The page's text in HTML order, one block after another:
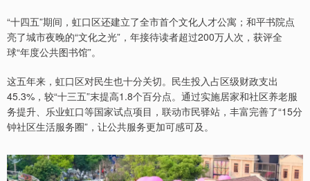
“十四五”期间，虹口区还建立了全市首个文化人才公寓；和平书院点
亮了城市夜晚的“文化之光”，年接待读者超过200万人次，获评全
球“年度公共图书馆”。
这五年来，虹口区对民生也十分关切。民生投入占区级财政支出
45.3%，较“十三五”末提高1.8个百分点。通过实施居家和社区养老服
务提升、乐业虹口等国家试点项目，联动市民驿站，丰富完善了“15分
钟社区生活服务圈”，让公共服务更加可感可及。
深证成指 14110.12 -34.08 -0.24%
沪深300 4651.31 -6.85 -0.15%